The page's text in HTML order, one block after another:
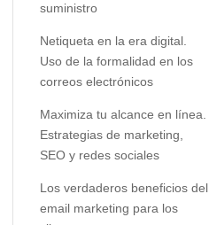
suministro
Netiqueta en la era digital.
Uso de la formalidad en los
correos electrónicos
Maximiza tu alcance en línea.
Estrategias de marketing,
SEO y redes sociales
Los verdaderos beneficios del
email marketing para los